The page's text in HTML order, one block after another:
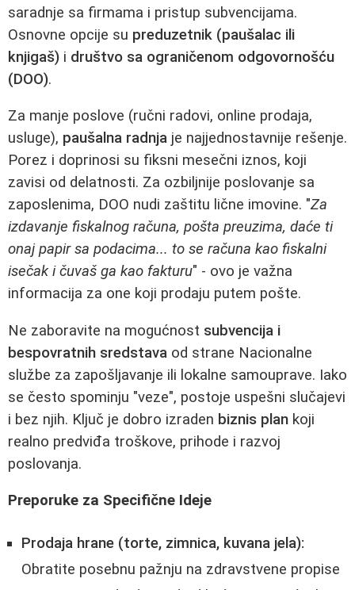
saradnje sa firmama i pristup subvencijama.
Osnovne opcije su preduzetnik (paušalac ili
knjigaš) i društvo sa ograničenom odgovornošću
(DOO).
Za manje poslove (ručni radovi, online prodaja,
usluge), paušalna radnja je najjednostavnije rešenje.
Porez i doprinosi su fiksni mesečni iznos, koji
zavisi od delatnosti. Za ozbiljnije poslovanje sa
zaposlenima, DOO nudi zaštitu lične imovine. "Za
izdavanje fiskalnog računa, pošta preuzima, daće ti
onaj papir sa podacima... to se računa kao fiskalni
isečak i čuvaš ga kao fakturu" - ovo je važna
informacija za one koji prodaju putem pošte.
Ne zaboravite na mogućnost subvencija i
bespovratnih sredstava od strane Nacionalne
službe za zapošljavanje ili lokalne samouprave. Iako
se često spominju "veze", postoje uspešni slučajevi
i bez njih. Ključ je dobro izraden biznis plan koji
realno predviđa troškove, prihode i razvoj
poslovanja.
Preporuke za Specifične Ideje
Prodaja hrane (torte, zimnica, kuvana jela):
Obratite posebnu pažnju na zdravstvene propise